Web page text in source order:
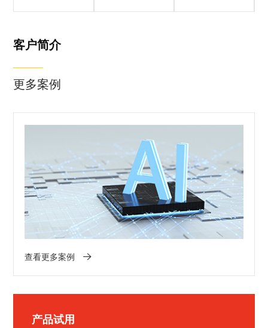
客户简介
更多案例
查看更多案例
产品试用